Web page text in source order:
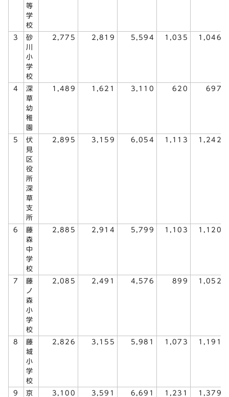
等
学
校
3
砂
川
小
学
校
2,775 2,819 5,594 1,035 1,046
4
深
草
幼
稚
園
1,489 1,621 3,110 620 697
5
伏
見
区
役
所
深
草
支
所
2,895 3,159 6,054 1,113 1,242
6
藤
森
中
学
校
2,885 2,914 5,799 1,103 1,120
7
藤
ノ
森
小
学
校
2,085 2,491 4,576 899 1,052
8
藤
城
小
学
校
2,826 3,155 5,981 1,073 1,191
9
京
3,100 3,591 6,691 1,231 1,379